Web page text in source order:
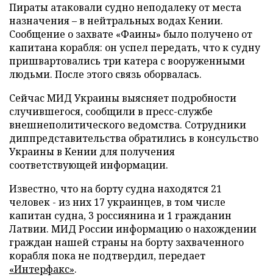
Пираты атаковали судно неподалеку от места
назначения – в нейтральных водах Кении.
Сообщение о захвате «Фаины» было получено от
капитана корабля: он успел передать, что к судну
пришвартовались три катера с вооруженными
людьми. После этого связь оборвалась.
Сейчас МИД Украины выясняет подробности
случившегося, сообщили в пресс-службе
внешнеполитического ведомства. Сотрудники
диппредставительства обратились в консульство
Украины в Кении для получения
соответствующей информации.
Известно, что на борту судна находятся 21
человек - из них 17 украинцев, в том числе
капитан судна, 3 россиянина и 1 гражданин
Латвии. МИД России информацию о нахождении
граждан нашей страны на борту захваченного
корабля пока не подтвердил, передает
«Интерфакс».